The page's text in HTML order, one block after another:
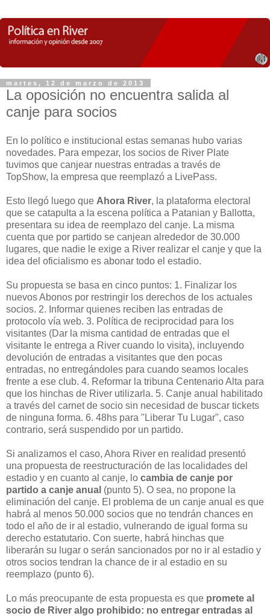
martes, 12 de marzo de 2013
La oposición no encuentra salida al
canje para socios
En lo político e institucional estas semanas hubo varias
novedades. Para empezar, los socios de River Plate
tuvimos que canjear nuestras entradas a través de
TopShow, la empresa que reemplazó a LivePass.
Esto llegó luego que Ahora River, la plataforma electoral
que se catapulta a la escena política a Patanian y Ballotta,
presentara su idea de reemplazo del canje. La misma
cuenta que por partido se canjean alrededor de 30.000
lugares, que nadie le exige a River realizar el canje y que la
idea del oficialismo es abonar todo el estadio.
Su propuesta se basa en cinco puntos: 1. Finalizar los
nuevos Abonos por restringir los derechos de los actuales
socios. 2. Informar quienes reciben las entradas de
protocolo vía web. 3. Política de reciprocidad para los
visitantes (Dar la misma cantidad de entradas que el
visitante le entrega a River cuando lo visita), incluyendo
devolución de entradas a visitantes que den pocas
entradas, no entregándoles para cuando seamos locales
frente a ese club. 4. Reformar la tribuna Centenario Alta para
que los hinchas de River utilizarla. 5. Canje anual habilitado
a través del carnet de socio sin necesidad de buscar tickets
de ninguna forma. 6. 48hs para "Liberar Tu Lugar", caso
contrario, será suspendido por un partido.
Si analizamos el caso, Ahora River en realidad presentó
una propuesta de reestructuración de las localidades del
estadio y en cuanto al canje, lo cambia de canje por
partido a canje anual (punto 5). O sea, no propone la
eliminación del canje. El problema de un canje anual es que
habrá al menos 50.000 socios que no tendrán chances en
todo el año de ir al estadio, vulnerando de igual forma su
derecho estatutario. Con suerte, habrá hinchas que
liberarán su lugar o serán sancionados por no ir al estadio y
otros socios tendran la chance de ir al estadio en su
reemplazo (punto 6).
Lo más preocupante de esta propuesta es que promete al
socio de River algo prohibido: no entregar entradas al